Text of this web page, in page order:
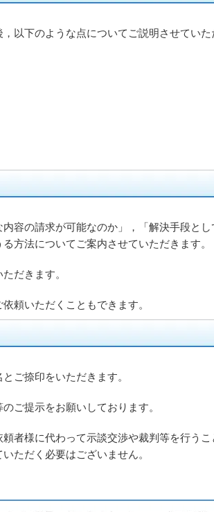
以下のような点についてご説明させていた
容の請求が可能なのか」，「解決手段とし
方法についてご案内させていただきます。
だきます。
頼いただくこともできます。
ご捺印をいただきます。
ご提示をお願いしております。
者様に代わって示談交渉や裁判等を行うこ
ただく必要はございません。